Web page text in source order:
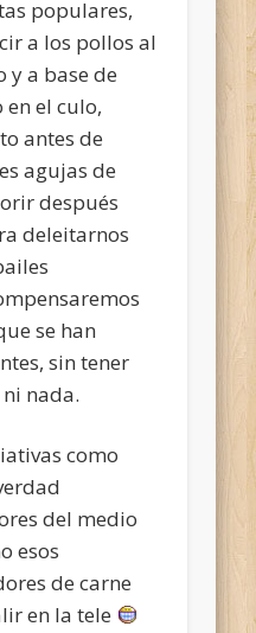
populares,
a los pollos al
y a base de
el culo,
antes de
agujas de
después
deleitarnos
se han
sin tener
nada.
como
del medio
esos
de carne
en la tele